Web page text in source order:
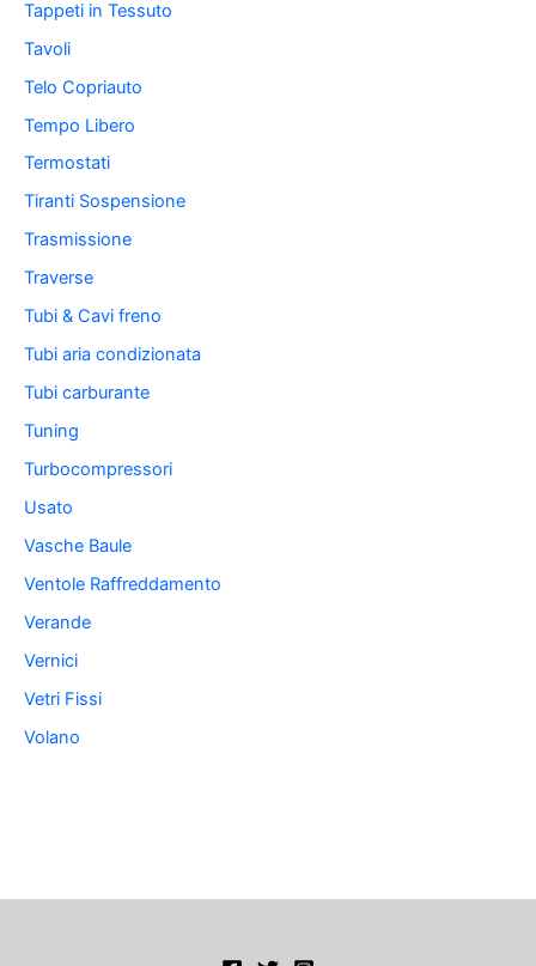
Tappeti in Tessuto
Tavoli
Telo Copriauto
Tempo Libero
Termostati
Tiranti Sospensione
Trasmissione
Traverse
Tubi & Cavi freno
Tubi aria condizionata
Tubi carburante
Tuning
Turbocompressori
Usato
Vasche Baule
Ventole Raffreddamento
Verande
Vernici
Vetri Fissi
Volano